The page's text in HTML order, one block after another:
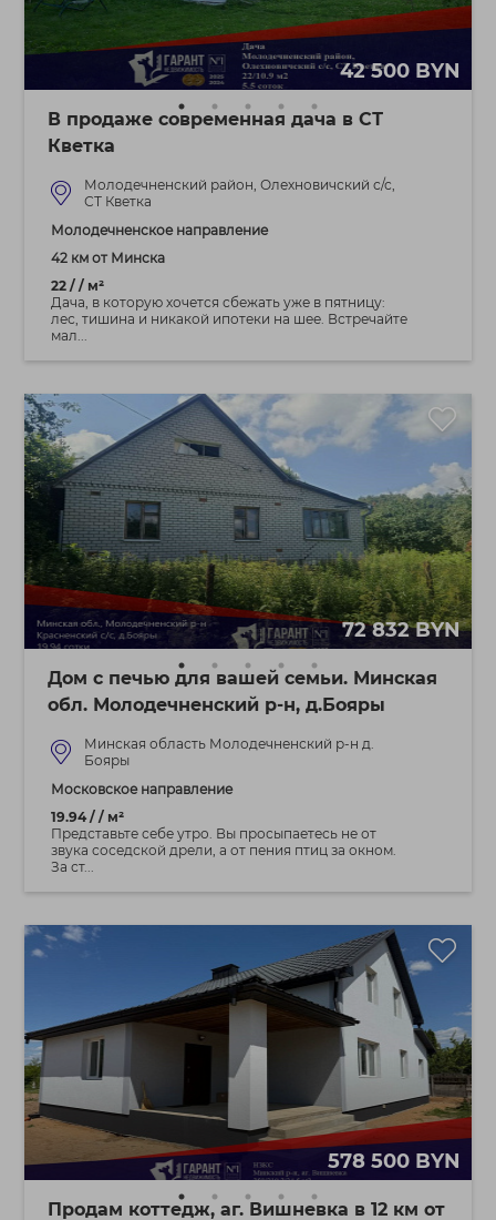
42 500 BYN
В продаже современная дача в СТ
Кветка
Молодечненский район, Олехновичский с/с,
СТ Кветка
Молодечненское направление
42 км от Минска
22 / / м²
Дача, в которую хочется сбежать уже в пятницу:
лес, тишина и никакой ипотеки на шее. Встречайте
мал...
72 832 BYN
Дом с печью для вашей семьи. Минская
обл. Молодечненский р-н, д.Бояры
Минская область Молодечненский р-н д.
Бояры
Московское направление
19.94 / / м²
Представьте себе утро. Вы просыпаетесь не от
звука соседской дрели, а от пения птиц за окном.
За ст...
578 500 BYN
Продам коттедж, аг. Вишневка в 12 км от